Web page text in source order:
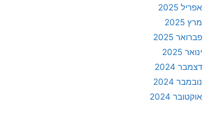
אפריל 2025
מרץ 2025
פברואר 2025
ינואר 2025
דצמבר 2024
נובמבר 2024
אוקטובר 2024